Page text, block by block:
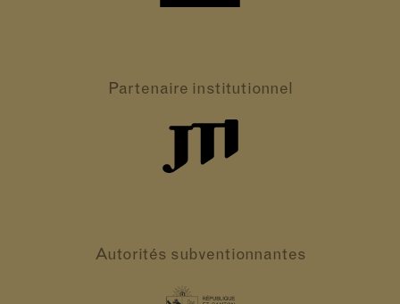
Partenaire institutionnel
Autorités subventionnantes